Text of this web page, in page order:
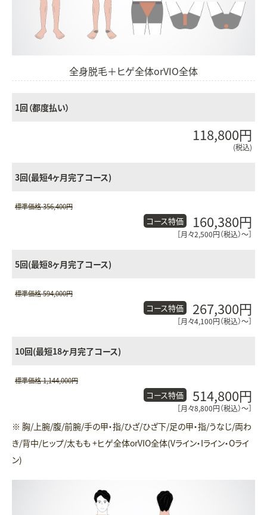
全身脱毛＋ヒゲ全体orVIO全体
1回（都度払い）
118,800円
(税込)
3回(最短4ヶ月完了コース)
標準価格 356,400円
コース特価 160,380円
［月々2,500円（税込）〜］
5回(最短8ヶ月完了コース)
標準価格 594,000円
コース特価 267,300円
［月々4,100円（税込）〜］
10回(最短18ヶ月完了コース)
標準価格 1,144,000円
コース特価 514,800円
［月々8,800円（税込）〜］
※ 胸/上腕/腹/前腕/手の甲・指/ひざ/ひざ下/足の甲・指/うなじ/両わ
き/背中/ヒップ/太もも +ヒゲ全体orVIO全体(Vライン・Iライン・Oライ
ン)